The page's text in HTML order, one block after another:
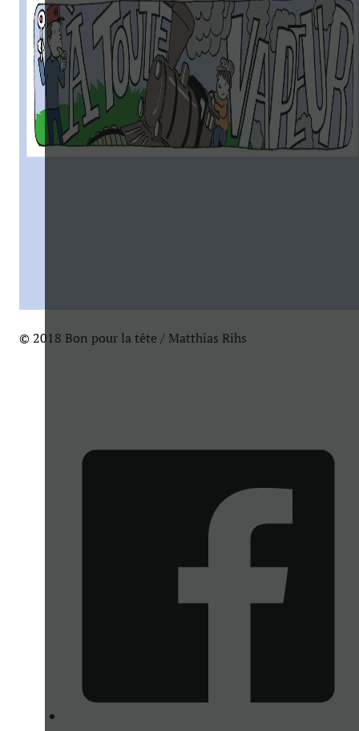
© 2018 Bon pour la tête / Matthias Rihs